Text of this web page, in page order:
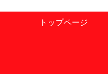
トップページ